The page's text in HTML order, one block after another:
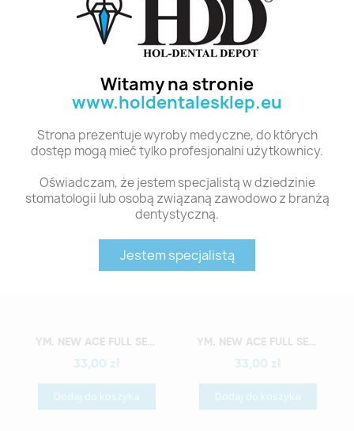
Witamy na stronie
www.holdentalesklep.eu
Strona prezentuje wyroby medyczne, do których
dostęp mogą mieć tylko profesjonalni użytkownicy.
Oświadczam, że jestem specjalistą w dziedzinie
stomatologii lub osobą związaną zawodowo z branżą
dentystyczną.
Jestem specjalistą
A2 S8 28
Polecane produkty z tej kategorii
Szybki podgląd YM. NEW ACE FULL SET - AKRYLOWE ZĘBY SZTUCZNE - A2-O2
33,00 zł
Dodaj do koszyka
Szybki podgląd YM. NEW ACE FULL SET - AKRYLOWE ZĘBY SZTUCZNE - A2-O3
33,00 zł
Dodaj do koszyka